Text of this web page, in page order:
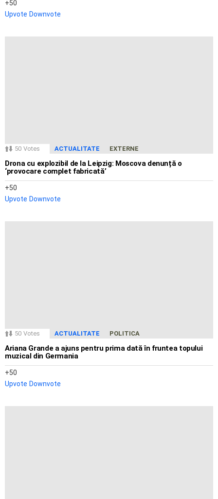
50
Upvote Downvote
50 Votes ACTUALITATE EXTERNE
Drona cu explozibil de la Leipzig: Moscova denunță o
‘provocare complet fabricată’
50
Upvote Downvote
50 Votes ACTUALITATE POLITICA
Ariana Grande a ajuns pentru prima dată în fruntea topului
muzical din Germania
50
Upvote Downvote